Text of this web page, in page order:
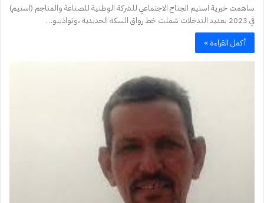
ساهمت خيرية اسنيم الجناح الاجتماعي للشركة الوطنية للصناعة والمناجم (اسنيم)
في 2023 بعديد التدخلات شملت خط رواق السكة الحديدية ،ونواذيبو…
أكمل القراءة »